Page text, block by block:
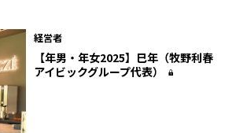
経営者
【年男・年女2025】巳年（牧野利春
アイビックグループ代表）